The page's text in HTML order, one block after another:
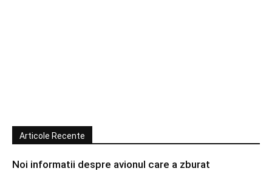
Articole Recente
Noi informatii despre avionul care a zburat